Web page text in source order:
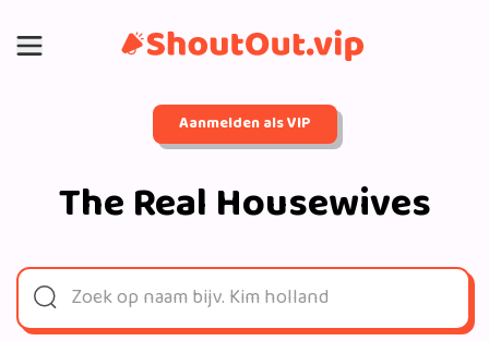
Aanmelden als VIP
The Real Housewives